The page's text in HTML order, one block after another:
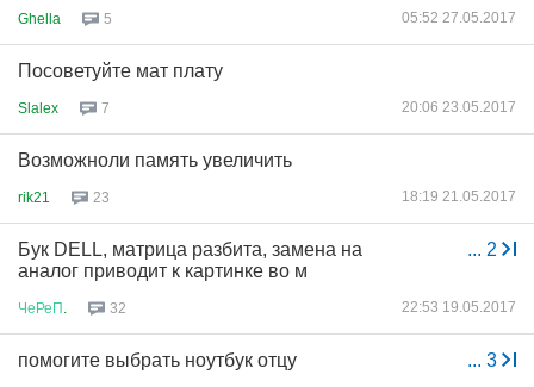
Ghella 5 05:52 27.05.2017
Посоветуйте мат плату
Slalex 7 20:06 23.05.2017
Возможноли память увеличить
rik21 23 18:19 21.05.2017
... 2
Бук DELL, матрица разбита, замена на
аналог приводит к картинке во м
ЧеРеП 32 22:53 19.05.2017
... 3
помогите выбрать ноутбук отцу